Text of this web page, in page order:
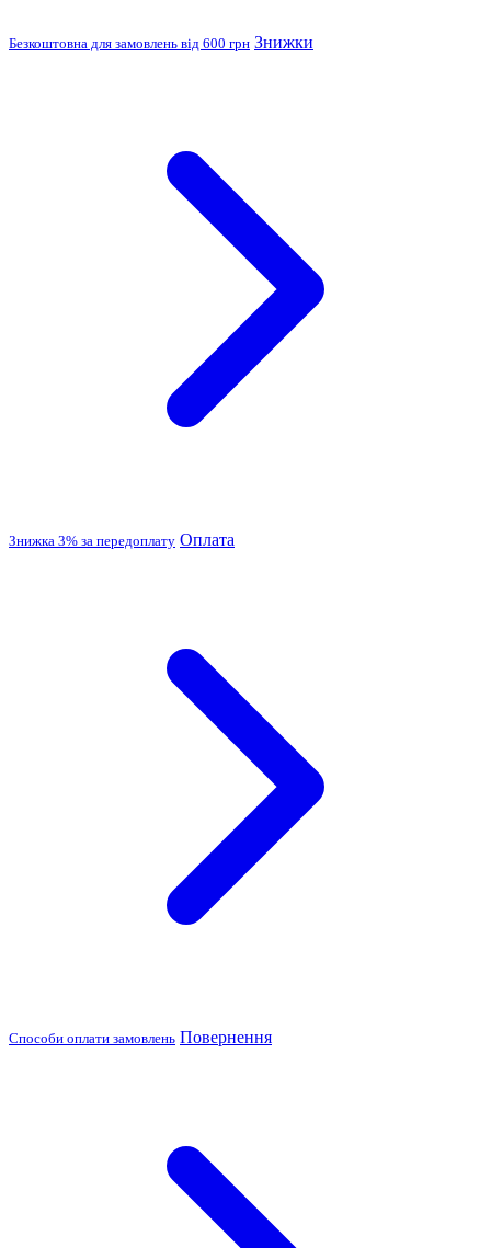
Безкоштовна для замовлень від 600 грн Знижки
Знижка 3% за передоплату Оплата
Способи оплати замовлень Повернення